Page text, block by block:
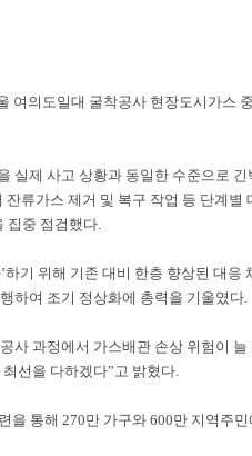
여의도일대 굴착공사 현장도시가스
실제 사고 상황과 동일한 수준으로
잔류가스 제거 및 복구 작업 등 단계별
집중 점검했다.
’하기 위해 기존 대비 한층 향상된 대응
하여 조기 정상화에 총력을 기울였다.
사 과정에서 가스배관 손상 위험이 늘
선을 다하겠다”고 밝혔다.
을 통해 270만 가구와 600만 지역주